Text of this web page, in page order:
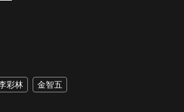
彩林 金智五